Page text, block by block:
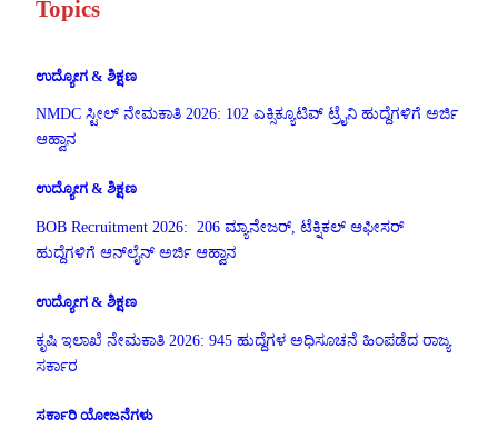
Topics
ಉದ್ಯೋಗ & ಶಿಕ್ಷಣ
NMDC ಸ್ಟೀಲ್ ನೇಮಕಾತಿ 2026: 102 ಎಕ್ಸಿಕ್ಯೂಟಿವ್ ಟ್ರೈನಿ ಹುದ್ದೆಗಳಿಗೆ ಅರ್ಜಿ
ಆಹ್ವಾನ
ಉದ್ಯೋಗ & ಶಿಕ್ಷಣ
BOB Recruitment 2026: 206 ಮ್ಯಾನೇಜರ್, ಟೆಕ್ನಿಕಲ್ ಆಫೀಸರ್
ಹುದ್ದೆಗಳಿಗೆ ಆನ್‌ಲೈನ್ ಅರ್ಜಿ ಆಹ್ವಾನ
ಉದ್ಯೋಗ & ಶಿಕ್ಷಣ
ಕೃಷಿ ಇಲಾಖೆ ನೇಮಕಾತಿ 2026: 945 ಹುದ್ದೆಗಳ ಅಧಿಸೂಚನೆ ಹಿಂಪಡೆದ ರಾಜ್ಯ
ಸರ್ಕಾರ
ಸರ್ಕಾರಿ ಯೋಜನೆಗಳು